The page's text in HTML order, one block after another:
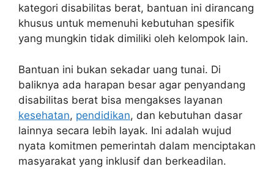
kategori disabilitas berat, bantuan ini dirancang
khusus untuk memenuhi kebutuhan spesifik
yang mungkin tidak dimiliki oleh kelompok lain.
Bantuan ini bukan sekadar uang tunai. Di
baliknya ada harapan besar agar penyandang
disabilitas berat bisa mengakses layanan
kesehatan, pendidikan, dan kebutuhan dasar
lainnya secara lebih layak. Ini adalah wujud
nyata komitmen pemerintah dalam menciptakan
masyarakat yang inklusif dan berkeadilan.